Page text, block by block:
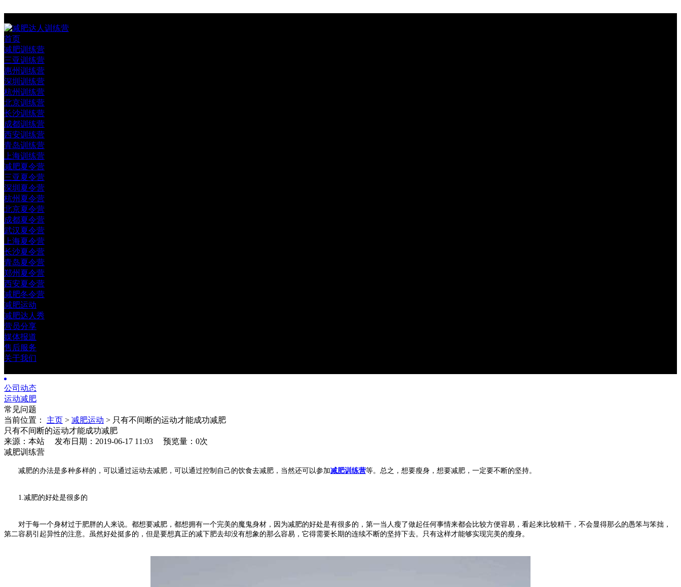
首页
减肥训练营
三亚训练营
惠州训练营
深圳训练营
杭州训练营
北京训练营
长沙训练营
成都训练营
西安训练营
青岛训练营
上海训练营
减肥夏令营
三亚夏令营
深圳夏令营
杭州夏令营
北京夏令营
成都夏令营
武汉夏令营
上海夏令营
长沙夏令营
青岛夏令营
郑州夏令营
西安夏令营
减肥冬令营
减肥运动
减肥达人秀
营员分享
媒体报道
售后服务
关于我们
公司动态
运动减肥
常见问题
当前位置： 主页 > 减肥运动 > 只有不间断的运动才能成功减肥
只有不间断的运动才能成功减肥
来源：本站 发布日期：2019-06-17 11:03
预览量：0次
减肥训练营
减肥的办法是多种多样的，可以通过运动去减肥，可以通过控制自己的饮食去减肥，当然还可以参加减肥训练营等。总之，想要瘦身，想要减肥，一定要不断的坚持。
1.减肥的好处是很多的
对于每一个身材过于肥胖的人来说。都想要减肥，都想拥有一个完美的魔鬼身材，因为减肥的好处是有很多的，第一当人瘦了做起任何事情来都会比较方便容易，看起来比较精干，不会显得那么的愚笨与笨拙，
第二容易引起异性的注意。虽然好处挺多的，但是要想真正的减下肥去却没有想象的那么容易，它得需要长期的连续不断的坚持下去。只有这样才能够实现完美的瘦身。